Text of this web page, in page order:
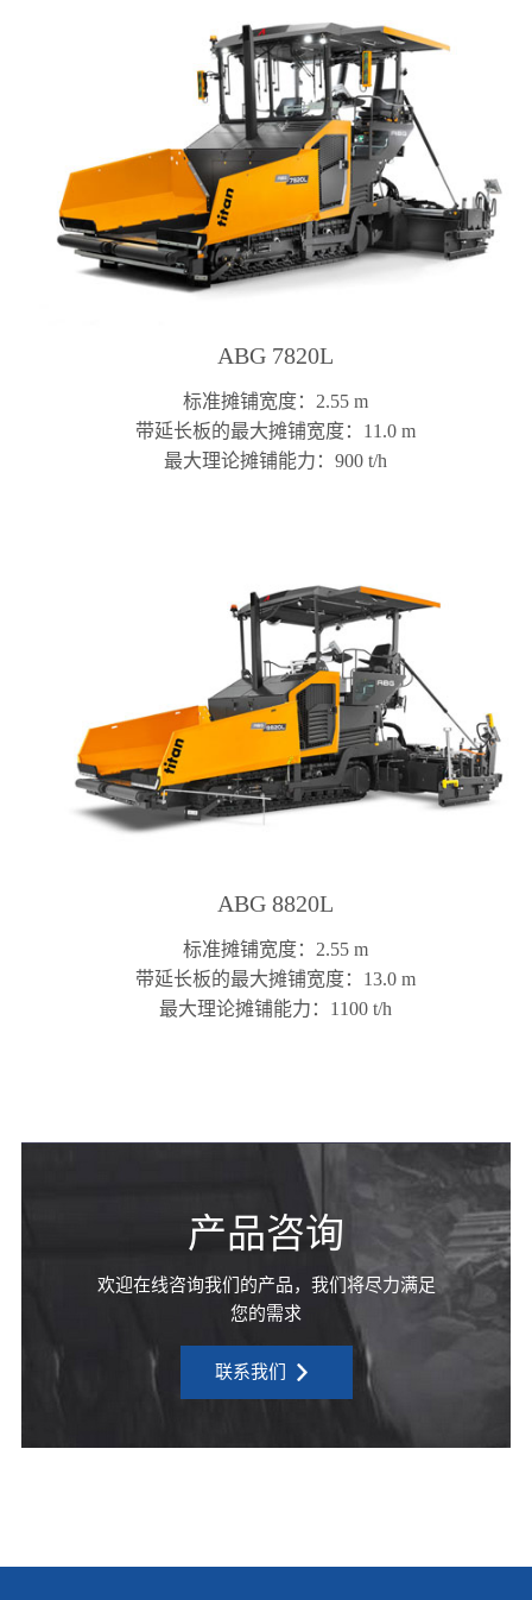
ABG 7820L
标准摊铺宽度：2.55 m
带延长板的最大摊铺宽度：11.0 m
最大理论摊铺能力：900 t/h
ABG 8820L
标准摊铺宽度：2.55 m
带延长板的最大摊铺宽度：13.0 m
最大理论摊铺能力：1100 t/h
产品咨询
欢迎在线咨询我们的产品，我们将尽力满足
您的需求
联系我们 